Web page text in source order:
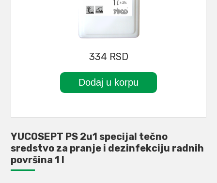
334 RSD
YUCOSEPT PS 2u1 specijal tečno
sredstvo za pranje i dezinfekciju radnih
površina 1 l